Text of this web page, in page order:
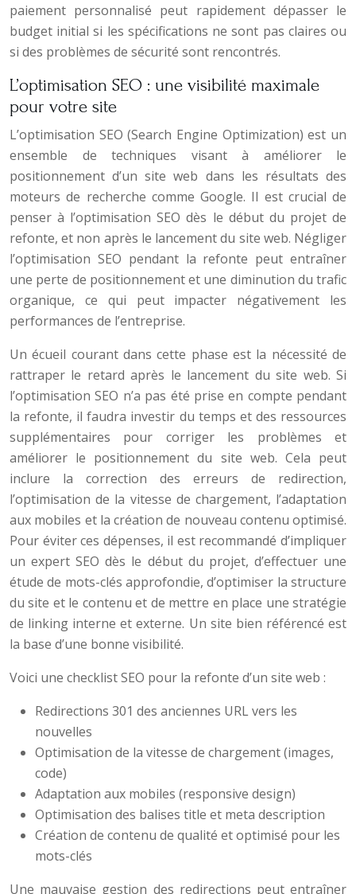
paiement personnalisé peut rapidement dépasser le
budget initial si les spécifications ne sont pas claires ou
si des problèmes de sécurité sont rencontrés.
L’optimisation SEO : une visibilité maximale
pour votre site
L’optimisation SEO (Search Engine Optimization) est un
ensemble de techniques visant à améliorer le
positionnement d’un site web dans les résultats des
moteurs de recherche comme Google. Il est crucial de
penser à l’optimisation SEO dès le début du projet de
refonte, et non après le lancement du site web. Négliger
l’optimisation SEO pendant la refonte peut entraîner
une perte de positionnement et une diminution du trafic
organique, ce qui peut impacter négativement les
performances de l’entreprise.
Un écueil courant dans cette phase est la nécessité de
rattraper le retard après le lancement du site web. Si
l’optimisation SEO n’a pas été prise en compte pendant
la refonte, il faudra investir du temps et des ressources
supplémentaires pour corriger les problèmes et
améliorer le positionnement du site web. Cela peut
inclure la correction des erreurs de redirection,
l’optimisation de la vitesse de chargement, l’adaptation
aux mobiles et la création de nouveau contenu optimisé.
Pour éviter ces dépenses, il est recommandé d’impliquer
un expert SEO dès le début du projet, d’effectuer une
étude de mots-clés approfondie, d’optimiser la structure
du site et le contenu et de mettre en place une stratégie
de linking interne et externe. Un site bien référencé est
la base d’une bonne visibilité.
Voici une checklist SEO pour la refonte d’un site web :
Redirections 301 des anciennes URL vers les
nouvelles
Optimisation de la vitesse de chargement (images,
code)
Adaptation aux mobiles (responsive design)
Optimisation des balises title et meta description
Création de contenu de qualité et optimisé pour les
mots-clés
Une mauvaise gestion des redirections peut entraîner